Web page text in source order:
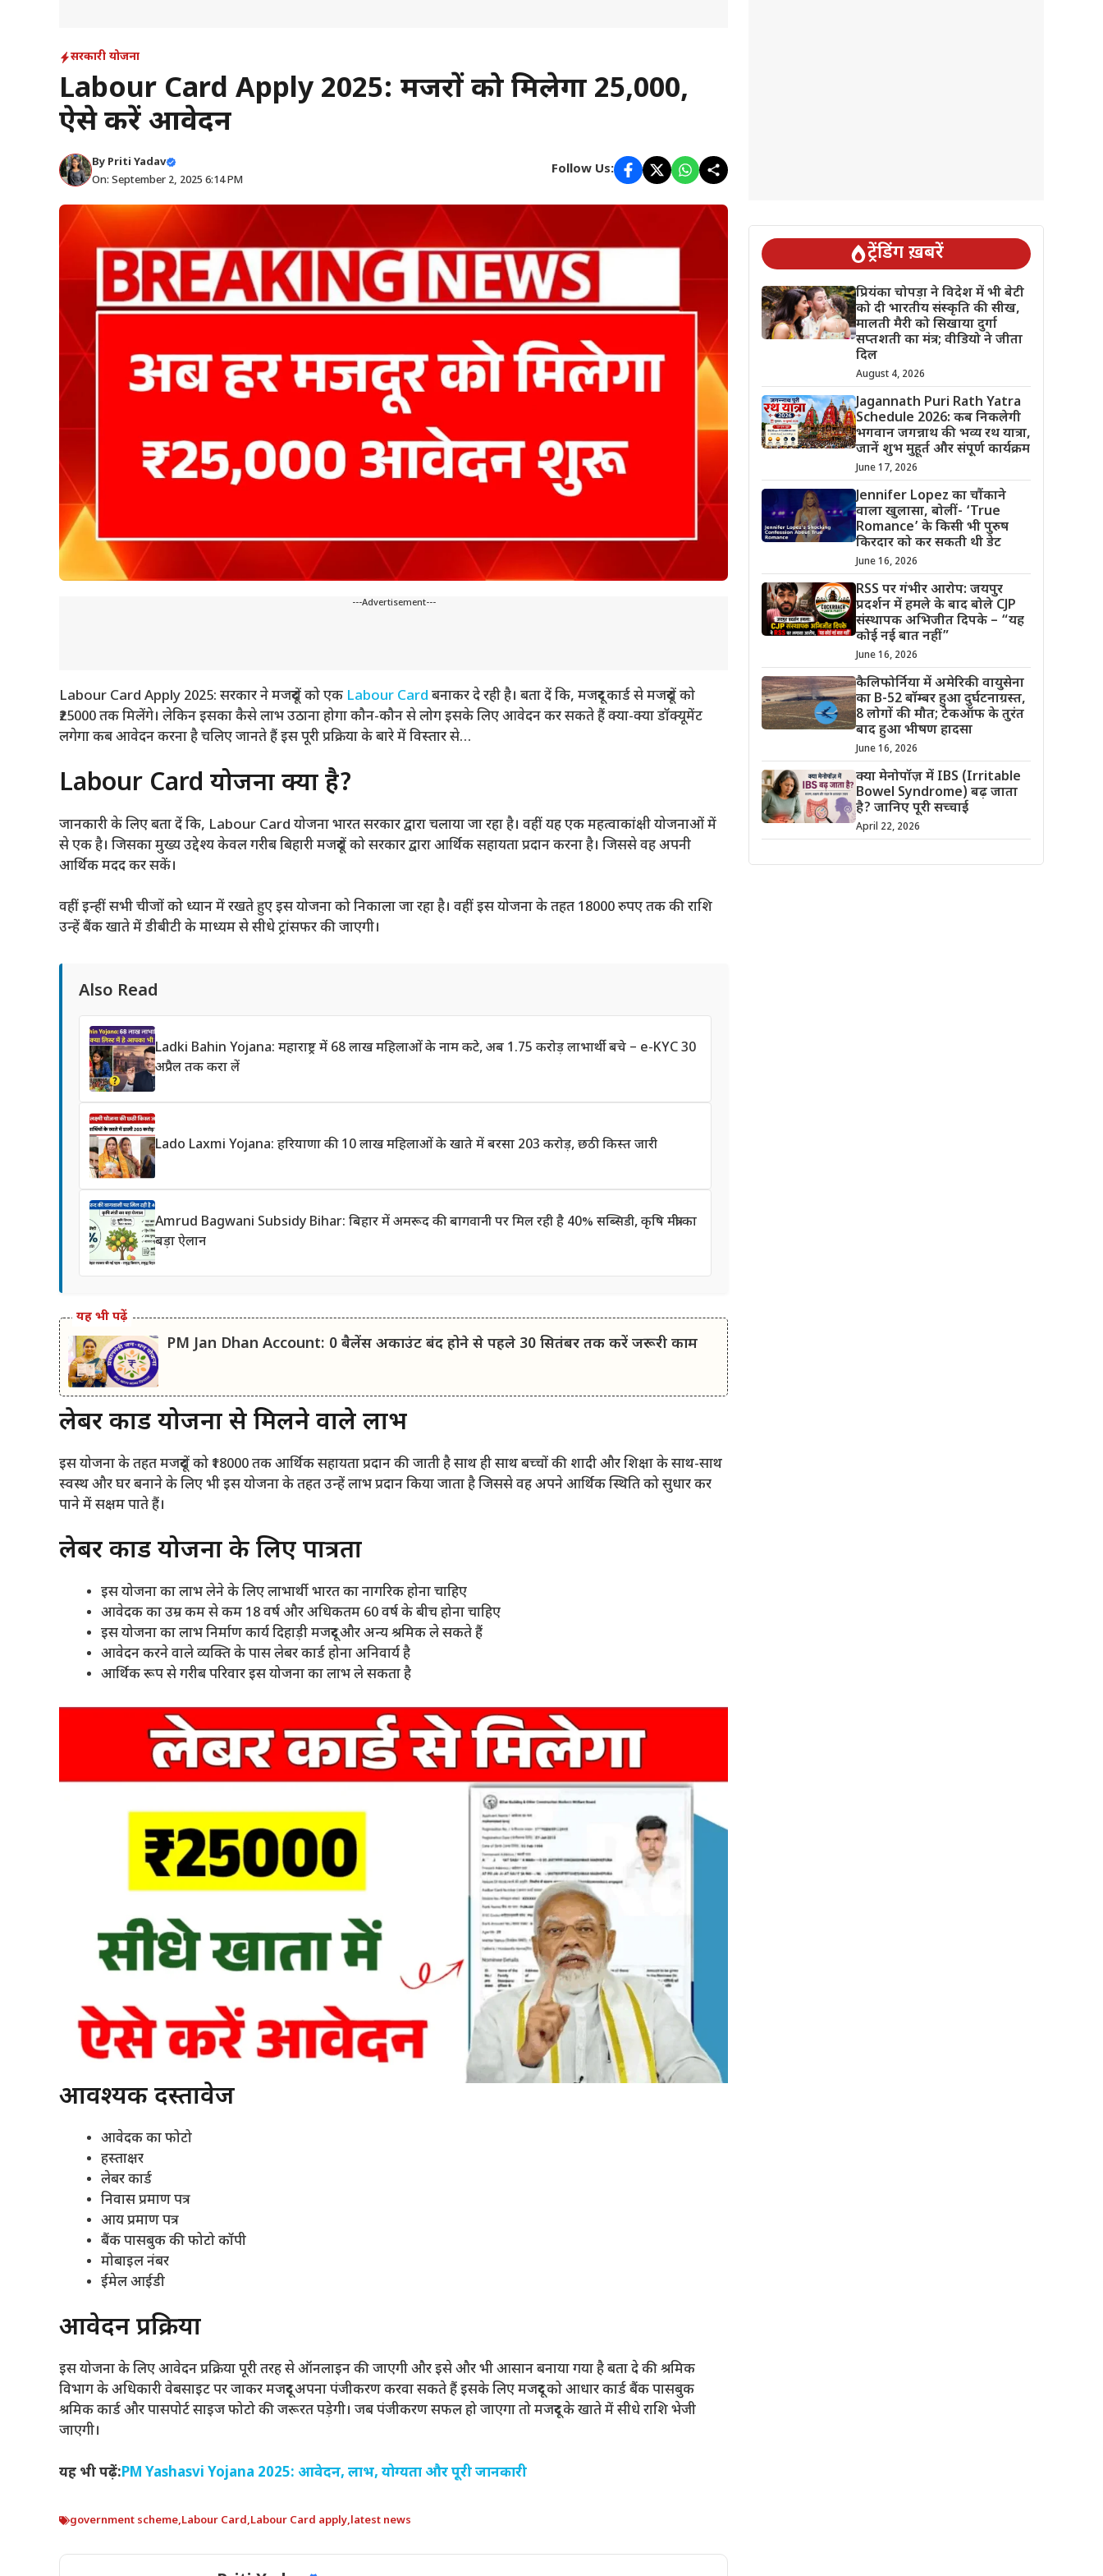
सरकारी योजना
Labour Card Apply 2025: मजदूरों को मिलेगा ₹25,000,
ऐसे करें आवेदन
By Priti Yadav
On: September 2, 2025 6:14 PM
Follow Us:
---Advertisement---
Labour Card Apply 2025: सरकार ने मजदूरों को एक Labour Card बनाकर दे रही है। बता दें कि, मजदूर कार्ड से मजदूरों को
₹25000 तक मिलेंगे। लेकिन इसका कैसे लाभ उठाना होगा कौन-कौन से लोग इसके लिए आवेदन कर सकते हैं क्या-क्या डॉक्यूमेंट
लगेगा कब आवेदन करना है चलिए जानते हैं इस पूरी प्रक्रिया के बारे में विस्तार से…
Labour Card योजना क्या है?
जानकारी के लिए बता दें कि, Labour Card योजना भारत सरकार द्वारा चलाया जा रहा है। वहीं यह एक महत्वाकांक्षी योजनाओं में
से एक है। जिसका मुख्य उद्देश्य केवल गरीब बिहारी मजदूरों को सरकार द्वारा आर्थिक सहायता प्रदान करना है। जिससे वह अपनी
आर्थिक मदद कर सकें।
वहीं इन्हीं सभी चीजों को ध्यान में रखते हुए इस योजना को निकाला जा रहा है। वहीं इस योजना के तहत 18000 रुपए तक की राशि
उन्हें बैंक खाते में डीबीटी के माध्यम से सीधे ट्रांसफर की जाएगी।
Also Read
Ladki Bahin Yojana: महाराष्ट्र में 68 लाख महिलाओं के नाम कटे, अब 1.75 करोड़ लाभार्थी बचे – e-KYC 30
अप्रैल तक करा लें
Lado Laxmi Yojana: हरियाणा की 10 लाख महिलाओं के खाते में बरसा 203 करोड़, छठी किस्त जारी
Amrud Bagwani Subsidy Bihar: बिहार में अमरूद की बागवानी पर मिल रही है 40% सब्सिडी, कृषि मंत्री का
बड़ा ऐलान
यह भी पढ़ें
PM Jan Dhan Account: 0 बैलेंस अकाउंट बंद होने से पहले 30 सितंबर तक करें जरूरी काम
लेबर कार्ड योजना से मिलने वाले लाभ
इस योजना के तहत मजदूरों को ₹18000 तक आर्थिक सहायता प्रदान की जाती है साथ ही साथ बच्चों की शादी और शिक्षा के साथ-साथ
स्वस्थ और घर बनाने के लिए भी इस योजना के तहत उन्हें लाभ प्रदान किया जाता है जिससे वह अपने आर्थिक स्थिति को सुधार कर
पाने में सक्षम पाते हैं।
लेबर कार्ड योजना के लिए पात्रता
इस योजना का लाभ लेने के लिए लाभार्थी भारत का नागरिक होना चाहिए
आवेदक का उम्र कम से कम 18 वर्ष और अधिकतम 60 वर्ष के बीच होना चाहिए
इस योजना का लाभ निर्माण कार्य दिहाड़ी मजदूर और अन्य श्रमिक ले सकते हैं
आवेदन करने वाले व्यक्ति के पास लेबर कार्ड होना अनिवार्य है
आर्थिक रूप से गरीब परिवार इस योजना का लाभ ले सकता है
आवश्यक दस्तावेज
आवेदक का फोटो
हस्ताक्षर
लेबर कार्ड
निवास प्रमाण पत्र
आय प्रमाण पत्र
बैंक पासबुक की फोटो कॉपी
मोबाइल नंबर
ईमेल आईडी
आवेदन प्रक्रिया
इस योजना के लिए आवेदन प्रक्रिया पूरी तरह से ऑनलाइन की जाएगी और इसे और भी आसान बनाया गया है बता दे की श्रमिक
विभाग के अधिकारी वेबसाइट पर जाकर मजदूर अपना पंजीकरण करवा सकते हैं इसके लिए मजदूर को आधार कार्ड बैंक पासबुक
श्रमिक कार्ड और पासपोर्ट साइज फोटो की जरूरत पड़ेगी। जब पंजीकरण सफल हो जाएगा तो मजदूर के खाते में सीधे राशि भेजी
जाएगी।
यह भी पढ़ें:PM Yashasvi Yojana 2025: आवेदन, लाभ, योग्यता और पूरी जानकारी
government scheme,Labour Card,Labour Card apply,latest news
ट्रेंडिंग ख़बरें
प्रियंका चोपड़ा ने विदेश में भी बेटी
को दी भारतीय संस्कृति की सीख,
मालती मैरी को सिखाया दुर्गा
सप्तशती का मंत्र; वीडियो ने जीता
दिल
August 4, 2026
Jagannath Puri Rath Yatra
Schedule 2026: कब निकलेगी
भगवान जगन्नाथ की भव्य रथ यात्रा,
जानें शुभ मुहूर्त और संपूर्ण कार्यक्रम
June 17, 2026
Jennifer Lopez का चौंकाने
वाला खुलासा, बोलीं- ‘True
Romance’ के किसी भी पुरुष
किरदार को कर सकती थी डेट
June 16, 2026
RSS पर गंभीर आरोप: जयपुर
प्रदर्शन में हमले के बाद बोले CJP
संस्थापक अभिजीत दिपके – “यह
कोई नई बात नहीं”
June 16, 2026
कैलिफोर्निया में अमेरिकी वायुसेना
का B-52 बॉम्बर हुआ दुर्घटनाग्रस्त,
8 लोगों की मौत; टेकऑफ के तुरंत
बाद हुआ भीषण हादसा
June 16, 2026
क्या मेनोपॉज़ में IBS (Irritable
Bowel Syndrome) बढ़ जाता
है? जानिए पूरी सच्चाई
April 22, 2026